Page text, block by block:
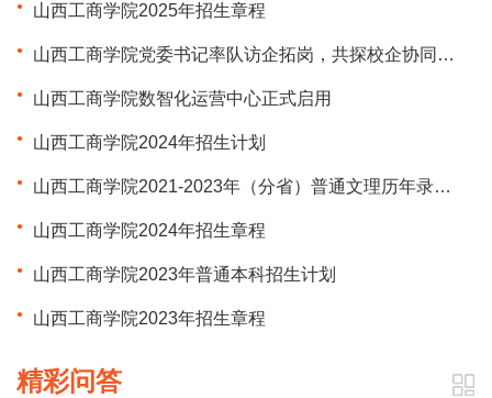
山西工商学院2025年招生章程
山西工商学院党委书记率队访企拓岗，共探校企协同发展新局
山西工商学院数智化运营中心正式启用
山西工商学院2024年招生计划
山西工商学院2021-2023年（分省）普通文理历年录取分数一览表
山西工商学院2024年招生章程
山西工商学院2023年普通本科招生计划
山西工商学院2023年招生章程
精彩问答